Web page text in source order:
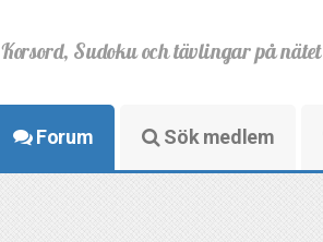
Korsord, Sudoku och tävlingar på nätet
Forum Sök medlem